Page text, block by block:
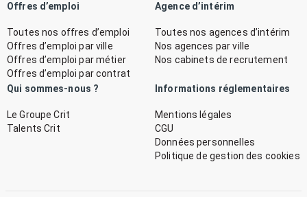
Offres d’emploi
Toutes nos offres d’emploi
Offres d’emploi par ville
Offres d’emploi par métier
Offres d’emploi par contrat
Agence d’intérim
Toutes nos agences d’intérim
Nos agences par ville
Nos cabinets de recrutement
Qui sommes-nous ?
Le Groupe Crit
Talents Crit
Informations réglementaires
Mentions légales
CGU
Données personnelles
Politique de gestion des cookies